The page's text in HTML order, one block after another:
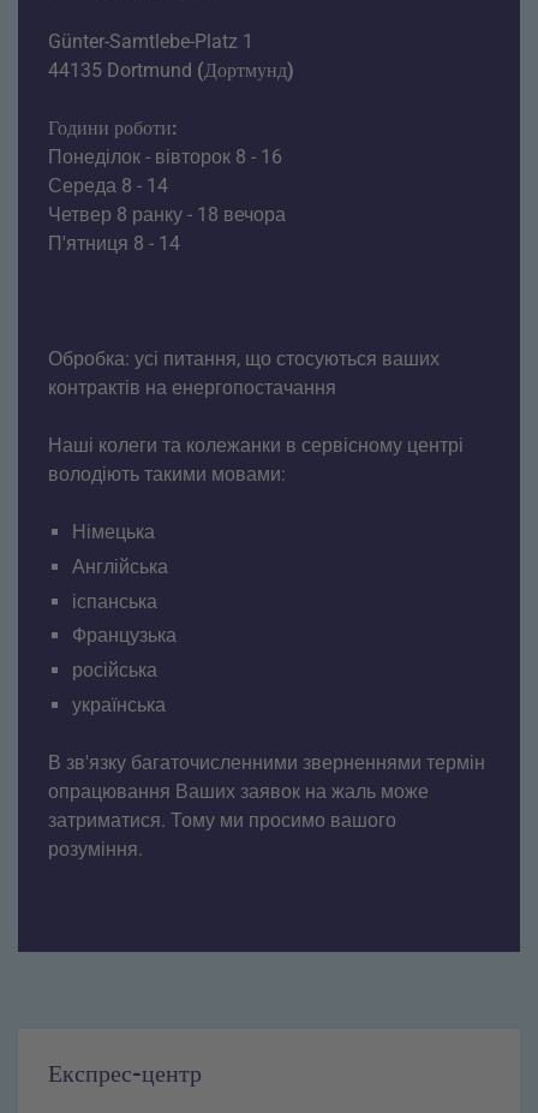
Günter-Samtlebe-Platz 1
44135 Dortmund (Дортмунд)
Години роботи:
Понеділок - вівторок 8 - 16
Середа 8 - 14
Четвер 8 ранку - 18 вечора
П'ятниця 8 - 14
Обробка: усі питання, що стосуються ваших
контрактів на енергопостачання
Наші колеги та колежанки в сервісному центрі
володіють такими мовами:
Німецька
Англійська
іспанська
Французька
російська
українська
В зв'язку багаточисленними зверненнями термін
опрацювання Ваших заявок на жаль може
затриматися. Тому ми просимо вашого
розуміння.
Експрес-центр